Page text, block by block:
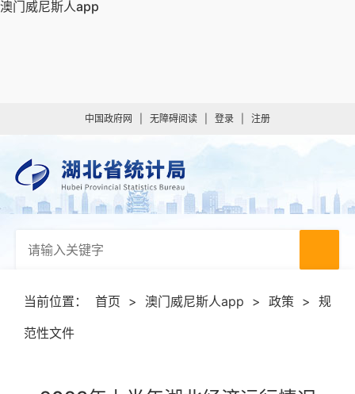
澳门威尼斯人app
中国政府网 无障碍阅读 登录 注册
当前位置： 首页 > 澳门威尼斯人app > 政策 > 规
范性文件